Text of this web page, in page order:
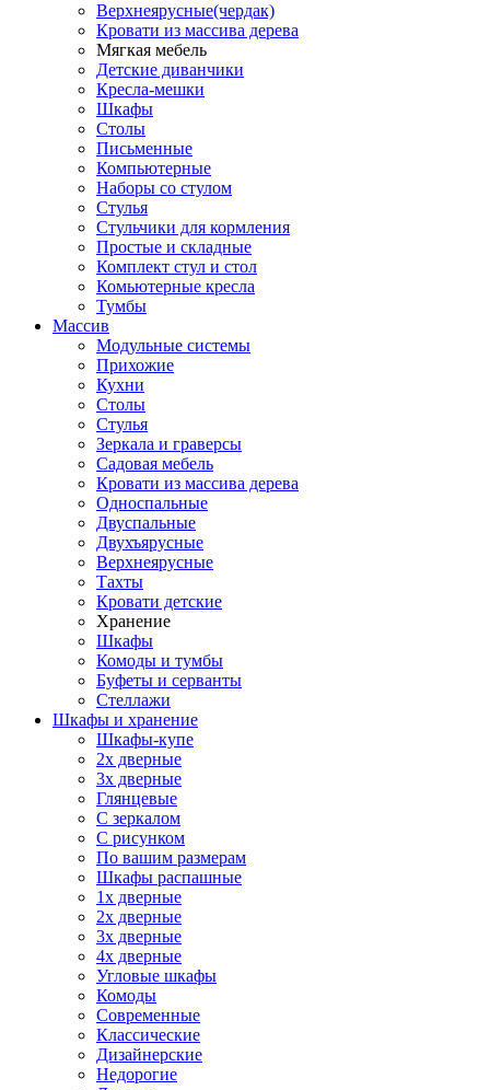
Верхнеярусные(чердак)
Кровати из массива дерева
Мягкая мебель
Детские диванчики
Кресла-мешки
Шкафы
Столы
Письменные
Компьютерные
Наборы со стулом
Стулья
Стульчики для кормления
Простые и складные
Комплект стул и стол
Комьютерные кресла
Тумбы
Массив
Модульные системы
Прихожие
Кухни
Столы
Стулья
Зеркала и граверсы
Садовая мебель
Кровати из массива дерева
Односпальные
Двуспальные
Двухъярусные
Верхнеярусные
Тахты
Кровати детские
Хранение
Шкафы
Комоды и тумбы
Буфеты и серванты
Стеллажи
Шкафы и хранение
Шкафы-купе
2х дверные
3х дверные
Глянцевые
С зеркалом
С рисунком
По вашим размерам
Шкафы распашные
1х дверные
2х дверные
3х дверные
4х дверные
Угловые шкафы
Комоды
Современные
Классические
Дизайнерские
Недорогие